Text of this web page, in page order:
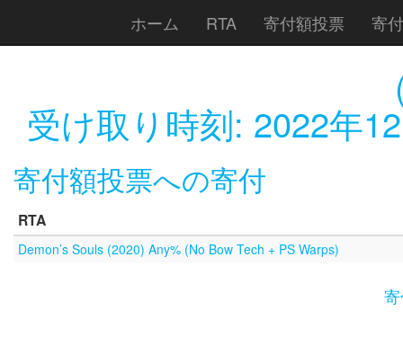
ホーム RTA 寄付額投票 寄
受け取り時刻: 2022年
寄付額投票への寄付
RTA
Demon’s Souls (2020) Any% (No Bow Tech + PS Warps)